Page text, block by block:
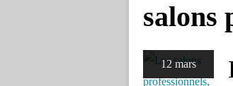
salons
12 mars